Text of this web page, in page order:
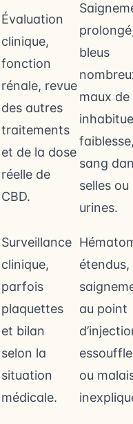
Évaluation
clinique,
fonction
rénale, revue
des autres
traitements
et de la dose
réelle de
CBD.
bleus
maux
sang
selles ou
urines.
Surveillance
clinique,
parfois
plaquettes
et bilan
selon la
situation
médicale.
étendus,
au point
ou